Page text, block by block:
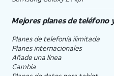
Mejores planes de teléfono
Planes de telefonía ilimitada
Planes internacionales
Añade una línea
Cambia